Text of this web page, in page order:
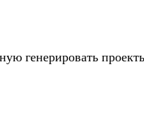
генерировать